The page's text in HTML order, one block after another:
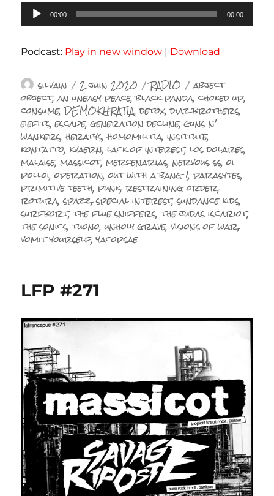
Lecteur
audio
00:00 00:00
Podcast: Play in new window | Download
Auteur
silvain Publié
le
2 juin 2020 Catégories
RADIO Étiquettes
abject
object,an uneasy peace,black panda,choked up,
consume,DEMOKHRATIA,detox,diaz brothers,
eiefits,escape,generation decline,guns n'
wankers,heratys,homomilitia,institute,
kontatto, kvaern,lack of interest,los dolares,
malaise,massicot,mercenarias,nervous ss,oi
polloi,operation,out with a bang !,parasytes,
primitive teeth,punk,restraining order,
rotura,spazz,special interest,sundance kids,
surfbort,the flue sniffers,the judas iscariot,
the sonics,tuono,unholy grave,visions of war,
vomit yourself,yacopsae
LFP #271